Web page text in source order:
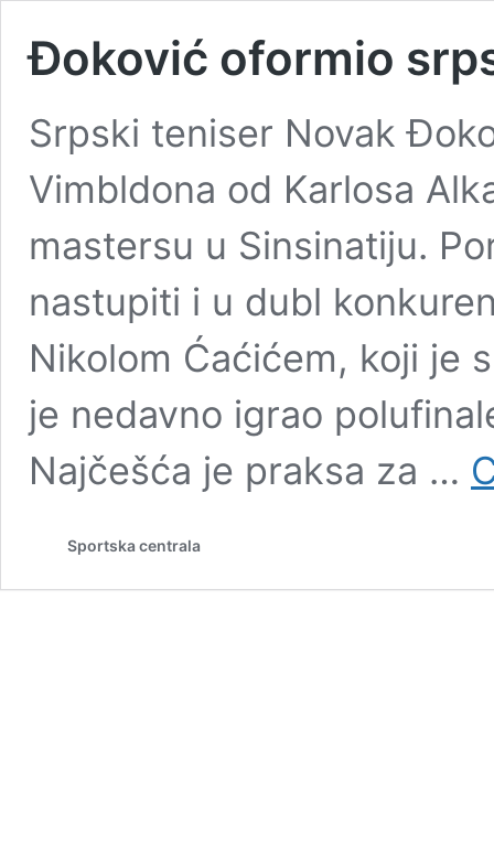
Đoković oformio
Srpski teniser Novak
Vimbldona od Karlosa
mastersu u Sinsinatiju.
nastupiti i u dubl
Nikolom Ćaćićem, koji je
je nedavno igrao
Najčešća je praksa za …
Sportska centrala